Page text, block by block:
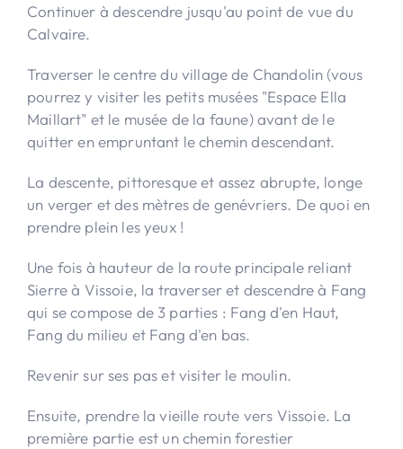
Continuer à descendre jusqu'au point de vue du
Calvaire.
Traverser le centre du village de Chandolin (vous
pourrez y visiter les petits musées "Espace Ella
Maillart" et le musée de la faune) avant de le
quitter en empruntant le chemin descendant.
La descente, pittoresque et assez abrupte, longe
un verger et des mètres de genévriers. De quoi en
prendre plein les yeux !
Une fois à hauteur de la route principale reliant
Sierre à Vissoie, la traverser et descendre à Fang
qui se compose de 3 parties : Fang d'en Haut,
Fang du milieu et Fang d'en bas.
Revenir sur ses pas et visiter le moulin.
Ensuite, prendre la vieille route vers Vissoie. La
première partie est un chemin forestier